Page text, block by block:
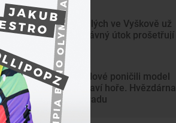
Gang nezletilých ve Vyškově už
dořádil. Nedávný útok prošetřují
kriminalisté
Mladí vandalové poničili model
Marsu na Kraví hoře. Hvězdárna
zařídila náhradu